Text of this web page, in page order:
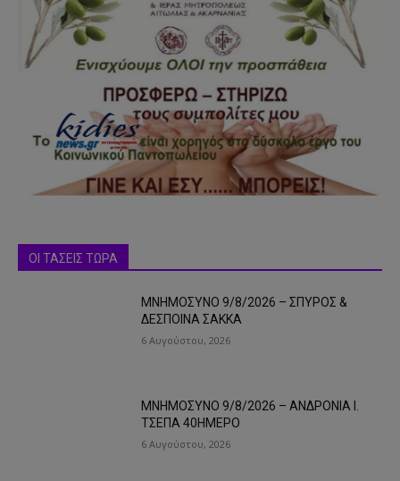
ΟΙ ΤΑΣΕΙΣ ΤΩΡΑ
ΜΝΗΜΟΣΥΝΟ 9/8/2026 – ΣΠΥΡΟΣ &
ΔΕΣΠΟΙΝΑ ΣΑΚΚΑ
6 Αυγούστου, 2026
ΜΝΗΜΟΣΥΝΟ 9/8/2026 – ΑΝΔΡΟΝΙΑ Ι.
ΤΣΕΠΑ 40ΗΜΕΡΟ
6 Αυγούστου, 2026